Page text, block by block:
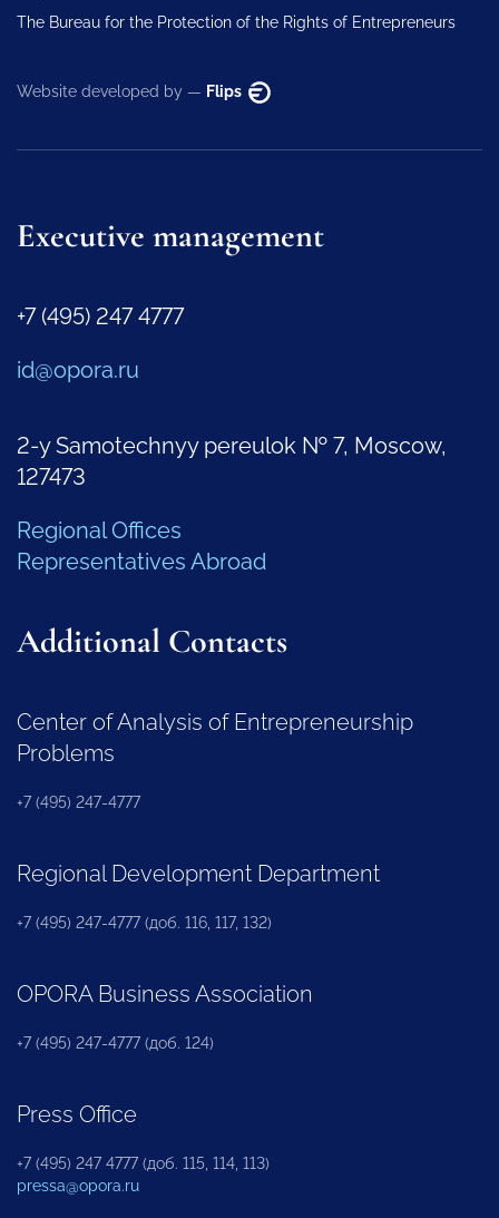
The Bureau for the Protection of the Rights of Entrepreneurs
Website developed by — Flips
Executive management
+7 (495) 247 4777
id@opora.ru
2-y Samotechnyy pereulok № 7, Moscow,
127473
Regional Offices
Representatives Abroad
Additional Contacts
Center of Analysis of Entrepreneurship
Problems
+7 (495) 247-4777
Regional Development Department
+7 (495) 247-4777 (доб. 116, 117, 132)
OPORA Business Association
+7 (495) 247-4777 (доб. 124)
Press Office
+7 (495) 247 4777 (доб. 115, 114, 113)
pressa@opora.ru